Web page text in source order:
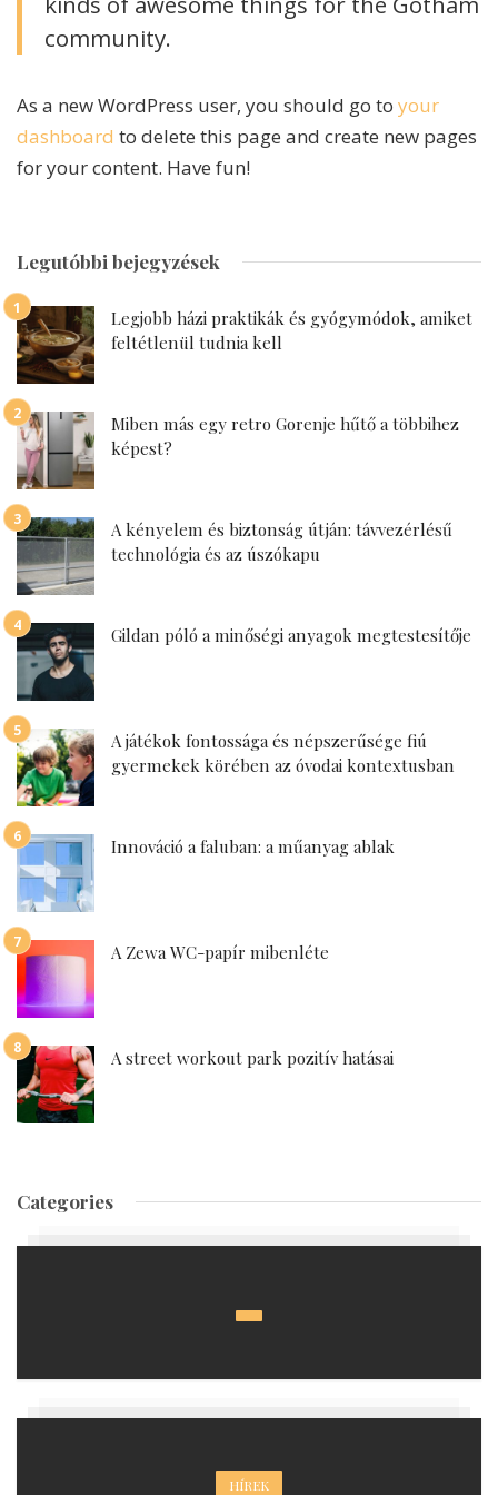
community.
As a new WordPress user, you should go to your
dashboard to delete this page and create new pages
for your content. Have fun!
Legutóbbi bejegyzések
Legjobb házi praktikák és gyógymódok, amiket
feltétlenül tudnia kell
Miben más egy retro Gorenje hűtő a többihez
képest?
A kényelem és biztonság útján: távvezérlésű
technológia és az úszókapu
Gildan póló a minőségi anyagok megtestesítője
A játékok fontossága és népszerűsége fiú
gyermekek körében az óvodai kontextusban
Innováció a faluban: a műanyag ablak
A Zewa WC-papír mibenléte
A street workout park pozitív hatásai
Categories
HÍREK